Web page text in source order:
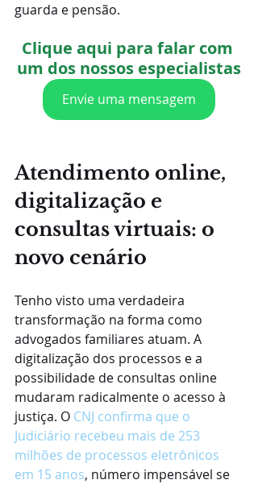
guarda e pensão.
Clique aqui para falar com
um dos nossos especialistas
Envie uma mensagem
Atendimento online,
digitalização e
consultas virtuais: o
novo cenário
Tenho visto uma verdadeira
transformação na forma como
advogados familiares atuam. A
digitalização dos processos e a
possibilidade de consultas online
mudaram radicalmente o acesso à
justiça. O CNJ confirma que o
Judiciário recebeu mais de 253
milhões de processos eletrônicos
em 15 anos, número impensável se